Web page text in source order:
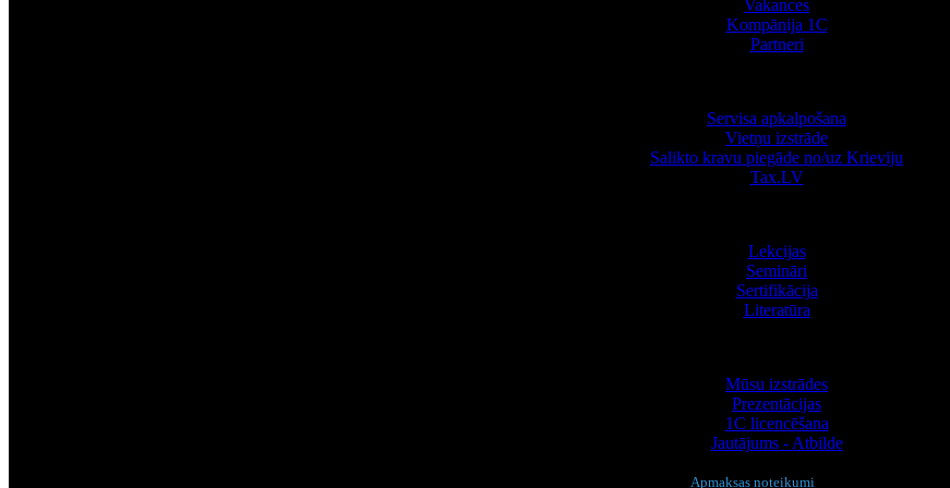
Vakances
Kompānija 1С
Partneri
Servisa apkalpošana
Vietņu izstrāde
Salikto kravu piegāde no/uz Krieviju
Tax.LV
Lekcijas
Semināri
Sertifikācija
Literatūra
Mūsu izstrādes
Prezentācijas
1С licencēšana
Jautājums - Atbilde
Apmaksas noteikumi